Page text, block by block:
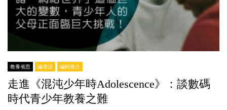
教養省思 編者話 編輯推介
走進《混沌少年時Adolescence》：談數碼
時代青少年教養之難